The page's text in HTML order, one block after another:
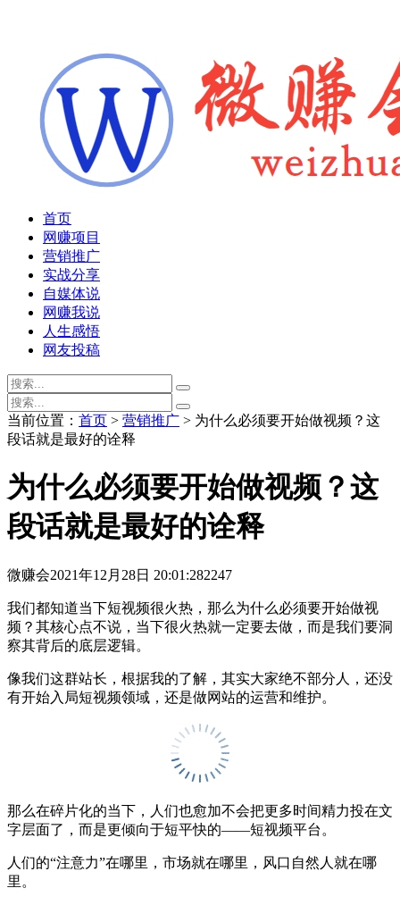
首页
网赚项目
营销推广
实战分享
自媒体说
网赚我说
人生感悟
网友投稿
当前位置： 首页 > 营销推广 > 为什么必须要开始做视频？这
段话就是最好的诠释
为什么必须要开始做视频？这
段话就是最好的诠释
微赚会2021年12月28日 20:01:282247
我们都知道当下短视频很火热，那么为什么必须要开始做视
频？其核心点不说，当下很火热就一定要去做，而是我们要洞
察其背后的底层逻辑。
像我们这群站长，根据我的了解，其实大家绝不部分人，还没
有开始入局短视频领域，还是做网站的运营和维护。
那么在碎片化的当下，人们也愈加不会把更多时间精力投在文
字层面了，而是更倾向于短平快的——短视频平台。
人们的“注意力”在哪里，市场就在哪里，风口自然人就在哪
里。